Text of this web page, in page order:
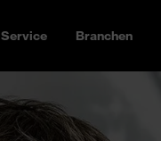
Service Branchen